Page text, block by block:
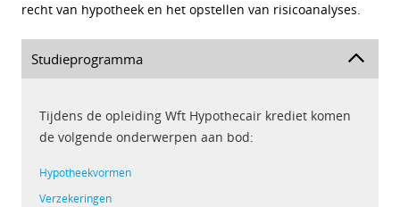
recht van hypotheek en het opstellen van risicoanalyses.
Studieprogramma
Tijdens de opleiding Wft Hypothecair krediet komen
de volgende onderwerpen aan bod:
Hypotheekvormen
Verzekeringen